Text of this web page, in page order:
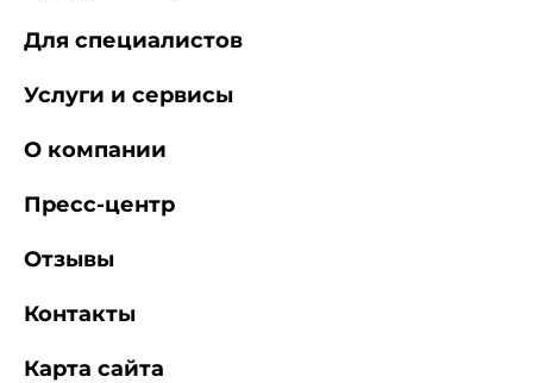
Для специалистов
Услуги и сервисы
О компании
Пресс-центр
Отзывы
Контакты
Карта сайта